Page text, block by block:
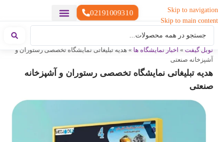
Skip to navigation
Skip to main content
02191009310
نوبل گیفت » اخبار نمایشگاه ها » هدیه تبلیغاتی نمایشگاه تخصصی رستوران و
آشپزخانه صنعتی
هدیه تبلیغاتی نمایشگاه تخصصی رستوران و آشپزخانه
صنعتی